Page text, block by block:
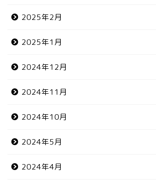
2025年2月
2025年1月
2024年12月
2024年11月
2024年10月
2024年5月
2024年4月